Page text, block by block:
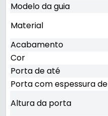
Modelo da guia
Material
Acabamento
Cor
Porta de até
Porta com espessura de
Altura da porta